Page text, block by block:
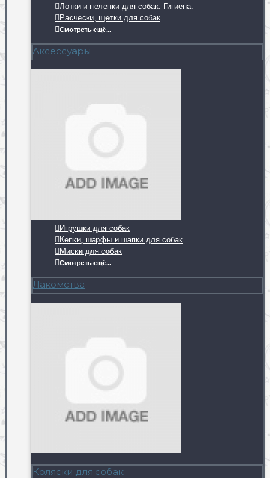
Лотки и пеленки для собак. Гигиена.
Расчески, щетки для собак
Смотреть ещё...
Аксессуары
Игрушки для собак
Кепки, шарфы и шапки для собак
Миски для собак
Смотреть ещё...
Лакомства
Коляски для собак